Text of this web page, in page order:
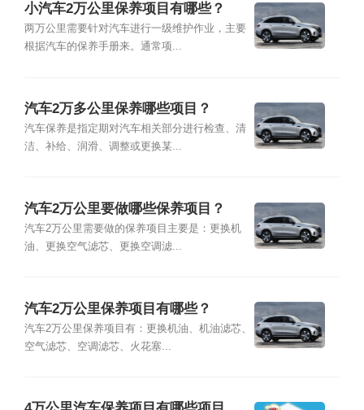
小汽车2万公里保养项目有哪些？
两万公里需要针对汽车进行一级维护作业，主要
根据汽车的保养手册来。通常项...
汽车2万多公里保养哪些项目？
汽车保养是指定期对汽车相关部分进行检查、清
洁、补给、润滑、调整或更换某...
汽车2万公里要做哪些保养项目？
汽车2万公里需要做的保养项目主要是：更换机
油、更换空气滤芯、更换空调滤...
汽车2万公里保养项目有哪些？
汽车2万公里保养项目有：更换机油、机油滤芯、
空气滤芯、空调滤芯、火花塞...